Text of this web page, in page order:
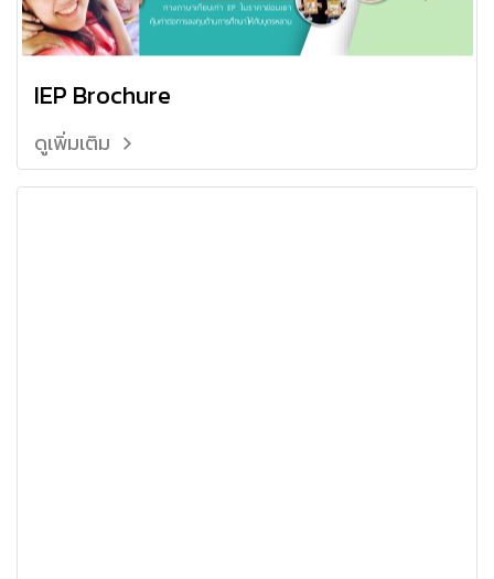
IEP Brochure
ดูเพิ่มเติม